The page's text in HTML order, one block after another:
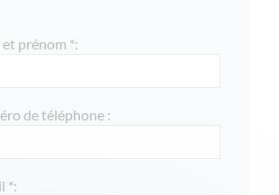
prénom *:
de téléphone :
*: